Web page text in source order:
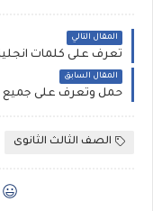
المقال التالي
المقال السابق
الصف الثالث الثانوى